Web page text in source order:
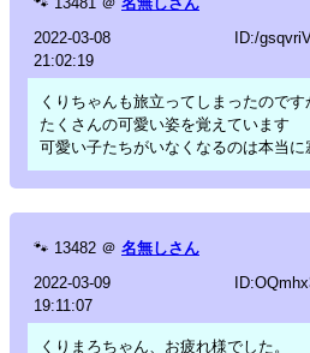
2022-03-08
21:02:19
ID:/
くりちゃんも旅立ってしまったのです
たくさんの可愛い姿を覚えています
可愛い子たちがいなくなるのは本当に
🐾 13482 ＠ 名無しさん
2022-03-09
19:11:07
くりまろちゃん、お疲れ様でした。